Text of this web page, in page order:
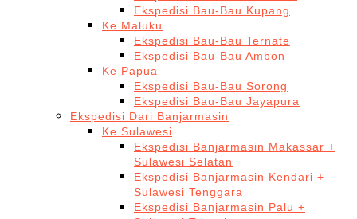
Ekspedisi Bau-Bau Kupang
Ke Maluku
Ekspedisi Bau-Bau Ternate
Ekspedisi Bau-Bau Ambon
Ke Papua
Ekspedisi Bau-Bau Sorong
Ekspedisi Bau-Bau Jayapura
Ekspedisi Dari Banjarmasin
Ke Sulawesi
Ekspedisi Banjarmasin Makassar +
Sulawesi Selatan
Ekspedisi Banjarmasin Kendari +
Sulawesi Tenggara
Ekspedisi Banjarmasin Palu +